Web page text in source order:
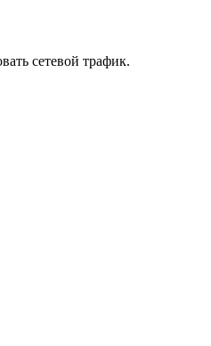
сетевой трафик.